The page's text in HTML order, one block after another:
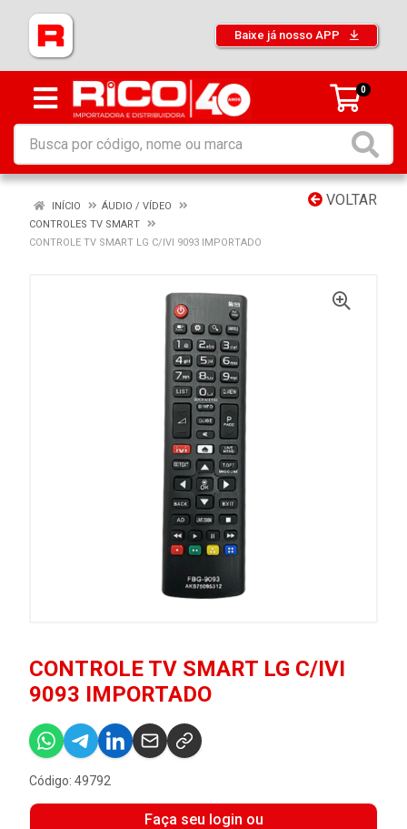
Baixe já nosso APP
0
VOLTAR
INÍCIO
ÁUDIO / VÍDEO
CONTROLES TV SMART
CONTROLE TV SMART LG C/IVI 9093 IMPORTADO
CONTROLE TV SMART LG C/IVI
9093 IMPORTADO
Código: 49792
Faça seu login ou